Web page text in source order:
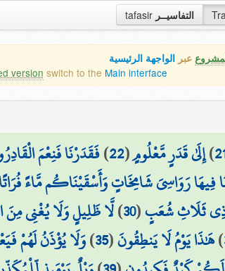
tafasir التفاسيــر
عبر الواجهة الرئيسية
version switch to the Main interface
)إِلَىٰ قَدَرٍ مَّعْلُومٍ(
22
)فَقَدَرْنَا فَنِعْمَ
فِيهَا رَوَاسِيَ شَامِخَاتٍ وَأَسْقَيْنَاكُم مَّاءً
ذِي ثَلَاثِ شُعَبٍ(
30
)لَّا ظَلِيلٍ وَلَا يُغْنِي مِنَ
)هَٰذَا يَوْمُ لَا يَنطِقُونَ(
35
)وَلَا يُؤْذَنُ لَهُمْ